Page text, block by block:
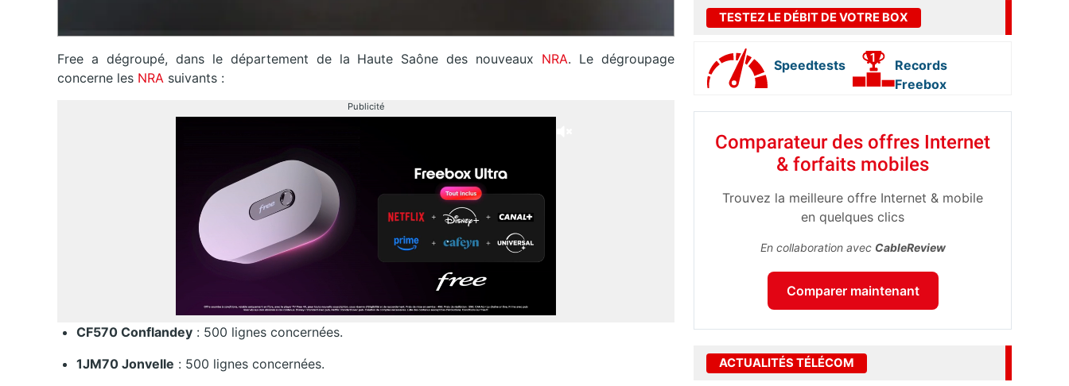
Free a dégroupé, dans le département de la Haute Saône des nouveaux NRA. Le dégroupage
concerne les NRA suivants :
Publicité
CF570 Conflandey : 500 lignes concernées.
1JM70 Jonvelle : 500 lignes concernées.
TESTEZ LE DÉBIT DE VOTRE BOX
Speedtests
Records
Freebox
Comparateur des offres Internet
& forfaits mobiles
Trouvez la meilleure offre Internet & mobile
en quelques clics
En collaboration avec CableReview
Comparer maintenant
ACTUALITÉS TÉLÉCOM